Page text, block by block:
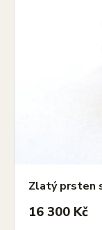
Zlatý prsten
16 300 Kč